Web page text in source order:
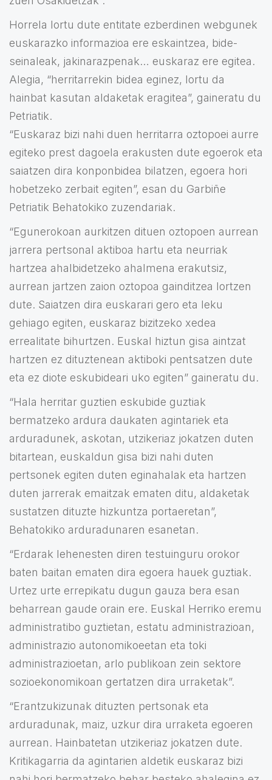
Horrela lortu dute entitate ezberdinen webgunek
euskarazko informazioa ere eskaintzea, bide-
seinaleak, jakinarazpenak… euskaraz ere egitea.
Alegia, “herritarrekin bidea eginez, lortu da
hainbat kasutan aldaketak eragitea”, gaineratu du
Petriatik.
“Euskaraz bizi nahi duen herritarra oztopoei aurre
egiteko prest dagoela erakusten dute egoerok eta
saiatzen dira konponbidea bilatzen, egoera hori
hobetzeko zerbait egiten”, esan du Garbiñe
Petriatik Behatokiko zuzendariak.
“Egunerokoan aurkitzen dituen oztopoen aurrean
jarrera pertsonal aktiboa hartu eta neurriak
hartzea ahalbidetzeko ahalmena erakutsiz,
aurrean jartzen zaion oztopoa gainditzea lortzen
dute. Saiatzen dira euskarari gero eta leku
gehiago egiten, euskaraz bizitzeko xedea
errealitate bihurtzen. Euskal hiztun gisa aintzat
hartzen ez dituztenean aktiboki pentsatzen dute
eta ez diote eskubideari uko egiten” gaineratu du.
“Hala herritar guztien eskubide guztiak
bermatzeko ardura daukaten agintariek eta
arduradunek, askotan, utzikeriaz jokatzen duten
bitartean, euskaldun gisa bizi nahi duten
pertsonek egiten duten eginahalak eta hartzen
duten jarrerak emaitzak ematen ditu, aldaketak
sustatzen dituzte hizkuntza portaeretan”,
Behatokiko arduradunaren esanetan.
“Erdarak lehenesten diren testuinguru orokor
baten baitan ematen dira egoera hauek guztiak.
Urtez urte errepikatu dugun gauza bera esan
beharrean gaude orain ere. Euskal Herriko eremu
administratibo guztietan, estatu administrazioan,
administrazio autonomikoeetan eta toki
administrazioetan, arlo publikoan zein sektore
sozioekonomikoan gertatzen dira urraketak”.
“Erantzukizunak dituzten pertsonak eta
arduradunak, maiz, uzkur dira urraketa egoeren
aurrean. Hainbatetan utzikeriaz jokatzen dute.
Kritikagarria da agintarien aldetik euskaraz bizi